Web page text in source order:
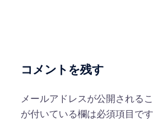
コメントを残す
メールアドレスが公開されるこ
が付いている欄は必須項目です